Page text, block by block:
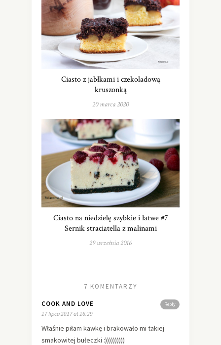
Ciasto z jabłkami i czekoladową
kruszonką
20 marca 2020
Ciasto na niedzielę szybkie i łatwe #7
Sernik straciatella z malinami
29 września 2016
7 KOMENTARZY
Reply
COOK AND LOVE
17 lipca 2017 at 16:29
Właśnie piłam kawkę i brakowało mi takiej
smakowitej bułeczki :))))))))))